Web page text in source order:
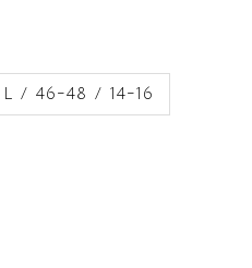
L / 46-48 / 14-16